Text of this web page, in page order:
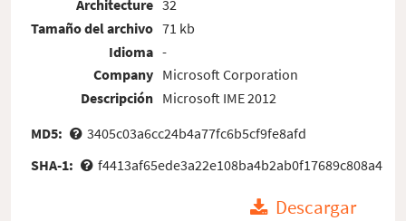
Architecture
Tamaño del archivo
Idioma
Company
Descripción
32
71 kb
-
Microsoft Corporation
Microsoft IME 2012
MD5:
3405c03a6cc24b4a77fc6b5cf9fe8afd
SHA-1:
f4413af65ede3a22e108ba4b2ab0f17689c808a4
Descargar